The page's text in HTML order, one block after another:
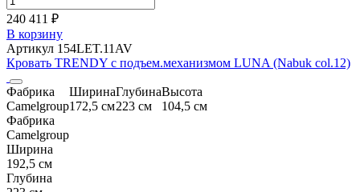
240 411 ₽
В корзину
Артикул 154LET.11AV
Кровать TRENDY с подъем.механизмом LUNA (Nabuk col.12)
Фабрика
Camelgroup
Ширина
172,5 см
Глубина
223 см
Высота
104,5 см
Фабрика
Camelgroup
Ширина
192,5 см
Глубина